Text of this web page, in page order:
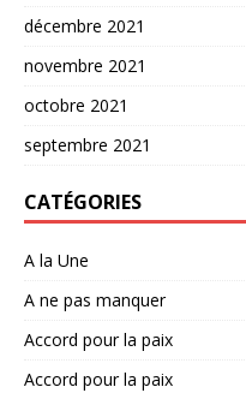
décembre 2021
novembre 2021
octobre 2021
septembre 2021
CATÉGORIES
A la Une
A ne pas manquer
Accord pour la paix
Accord pour la paix